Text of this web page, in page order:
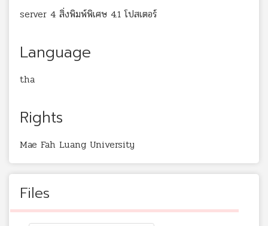
server 4 สิ่งพิมพ์พิเศษ 4.1 โปสเตอร์
Language
tha
Rights
Mae Fah Luang University
Files